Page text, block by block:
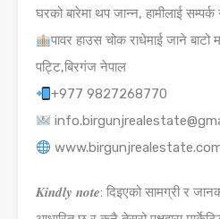
घरको बारेमा थप जान्न, हामीलाई सम्पर्क
पावर हाउस चोक राधेमाई जाने बाटो
पट्टि,बिरगंज नेपाल
+977 9827268770
𝑲𝒊𝒏𝒅𝒍𝒚 𝒏𝒐𝒕𝒆: दिइएको सामग्री र